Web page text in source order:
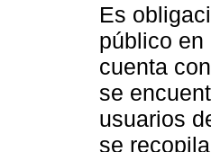
Es
público
cuenta
se
usuarios
se